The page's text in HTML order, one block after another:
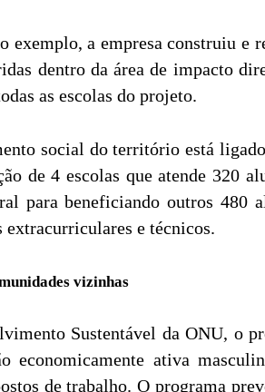
exemplo, a empresa construiu e
dentro da área de impacto
as escolas do projeto.
social do território está
de 4 escolas que atende 320
para beneficiando outros 480
extracurriculares e técnicos.
vizinhas
Sustentável da ONU, o
economicamente ativa
de trabalho. O programa